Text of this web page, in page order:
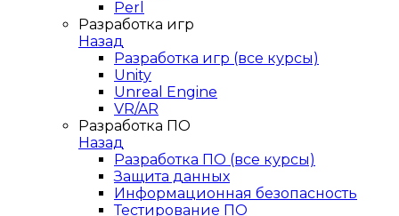
Perl
Разработка игр
Назад
Разработка игр (все курсы)
Unity
Unreal Engine
VR/AR
Разработка ПО
Назад
Разработка ПО (все курсы)
Защита данных
Информационная безопасность
Тестирование ПО